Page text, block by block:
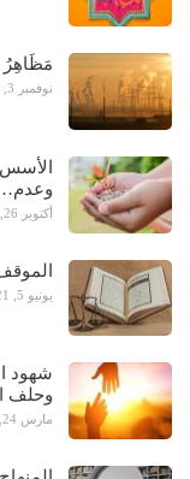
مَظَاهِرُ
نوفمبر 3, 2022
أكتوبر 26, 2023
يونيو 5, 2021
شهود
وحلف
مارس 24, 2019